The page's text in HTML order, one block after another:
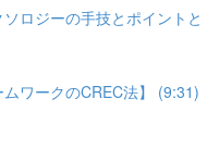
ロジーの手技とポイントと
ムワークのCREC法】 (9:31)